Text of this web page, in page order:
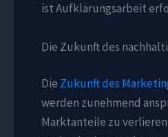
ist Aufklärungsarbeit
Die Zukunft des
Die Zukunft des
werden zunehmend
Marktanteile zu